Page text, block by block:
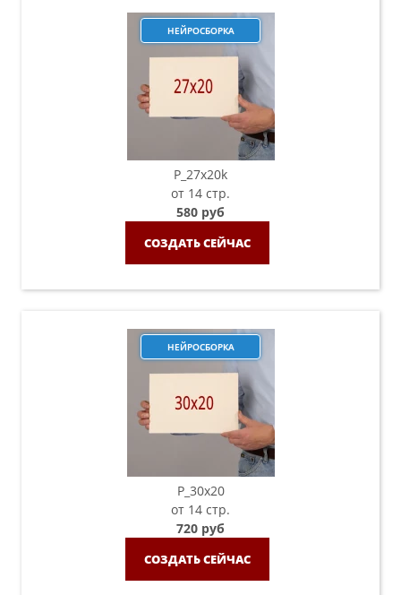
НЕЙРОСБОРКА
P_27х20k
от 14 стр.
580 руб
СОЗДАТЬ СЕЙЧАС
НЕЙРОСБОРКА
P_30х20
от 14 стр.
720 руб
СОЗДАТЬ СЕЙЧАС